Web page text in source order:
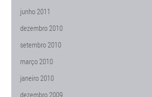
junho 2011
dezembro 2010
setembro 2010
março 2010
janeiro 2010
dezembro 2009